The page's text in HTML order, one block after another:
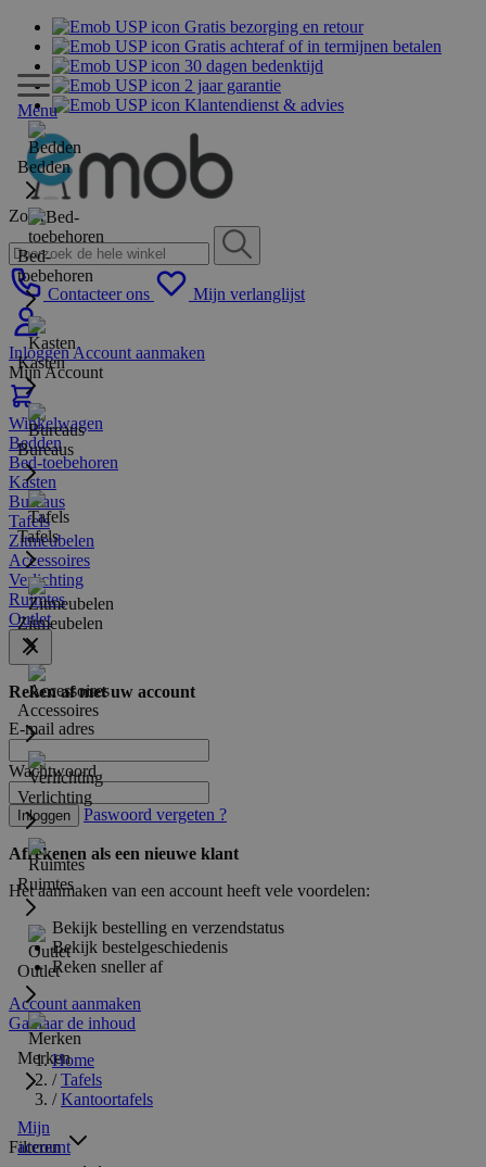
Gratis bezorging en retour
Gratis achteraf of in termijnen betalen
30 dagen bedenktijd
2 jaar garantie
Klantendienst & advies
Zoek
Contacteer ons Mijn verlanglijst
InloggenAccount aanmaken
Mijn Account
Winkelwagen
Menu
Bedden
Bed-
toebehoren
Kasten
Bureaus
Tafels
Zitmeubelen
Accessoires
Verlichting
Ruimtes
Outlet
Merken
Mijn
account
Bedden
Bed-toebehoren
Kasten
Bureaus
Tafels
Zitmeubelen
Accessoires
Verlichting
Ruimtes
Outlet
Reken af met uw account
E-mail adres
Wachtwoord
Inloggen Paswoord vergeten ?
Afrekenen als een nieuwe klant
Het aanmaken van een account heeft vele voordelen:
Bekijk bestelling en verzendstatus
Bekijk bestelgeschiedenis
Reken sneller af
Account aanmaken
Ga naar de inhoud
Home
/ Tafels
/ Kantoortafels
Filteren